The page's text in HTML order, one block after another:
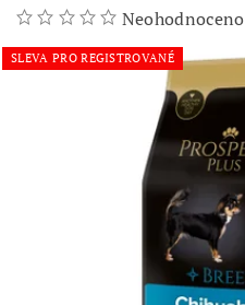
Neohodnoceno
SLEVA PRO REGISTROVANÉ